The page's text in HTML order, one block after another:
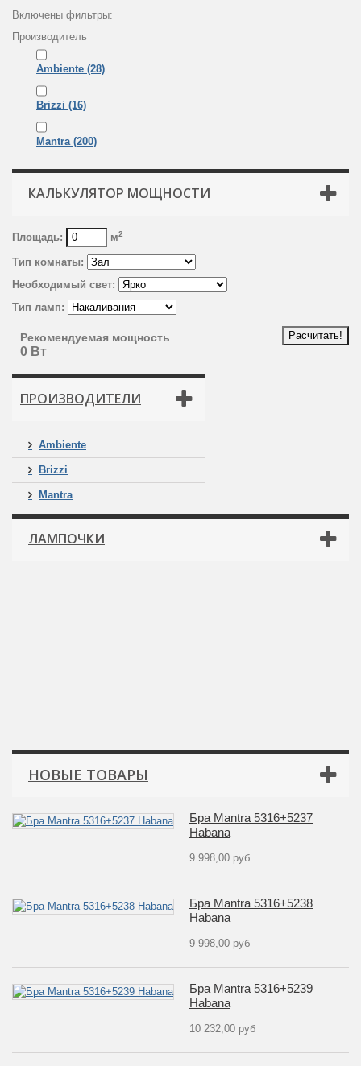
Включены фильтры:
Производитель
Ambiente (28)
Brizzi (16)
Mantra(200)
КАЛЬКУЛЯТОР МОЩНОСТИ
Площадь: м2
Тип комнаты:
Необходимый свет:
Тип ламп:
Рекомендуемая мощность
0 Вт
ПРОИЗВОДИТЕЛИ
Ambiente
Brizzi
Mantra
ЛАМПОЧКИ
НОВЫЕ ТОВАРЫ
Бра Mantra 5316+5237
Habana
9 998,00 руб
Бра Mantra 5316+5238
Habana
9 998,00 руб
Бра Mantra 5316+5239
Habana
10 232,00 руб